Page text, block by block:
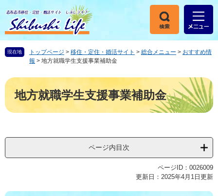
ー
の
先
頭
。
ニ
ー
を
飛
て
文
現在地 トップページ > 移住・定住・婚活サイト > 総合メニュー > おすすめ情
報 > 地方就職学生支援事業補助金
本
地方就職学生支援事業補助金
ページ内目次
ページID：0026009
更新日：2025年4月1日更新